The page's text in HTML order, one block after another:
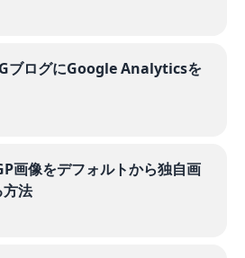
ブログにGoogle Analyticsを
画像をデフォルトから独自画
法